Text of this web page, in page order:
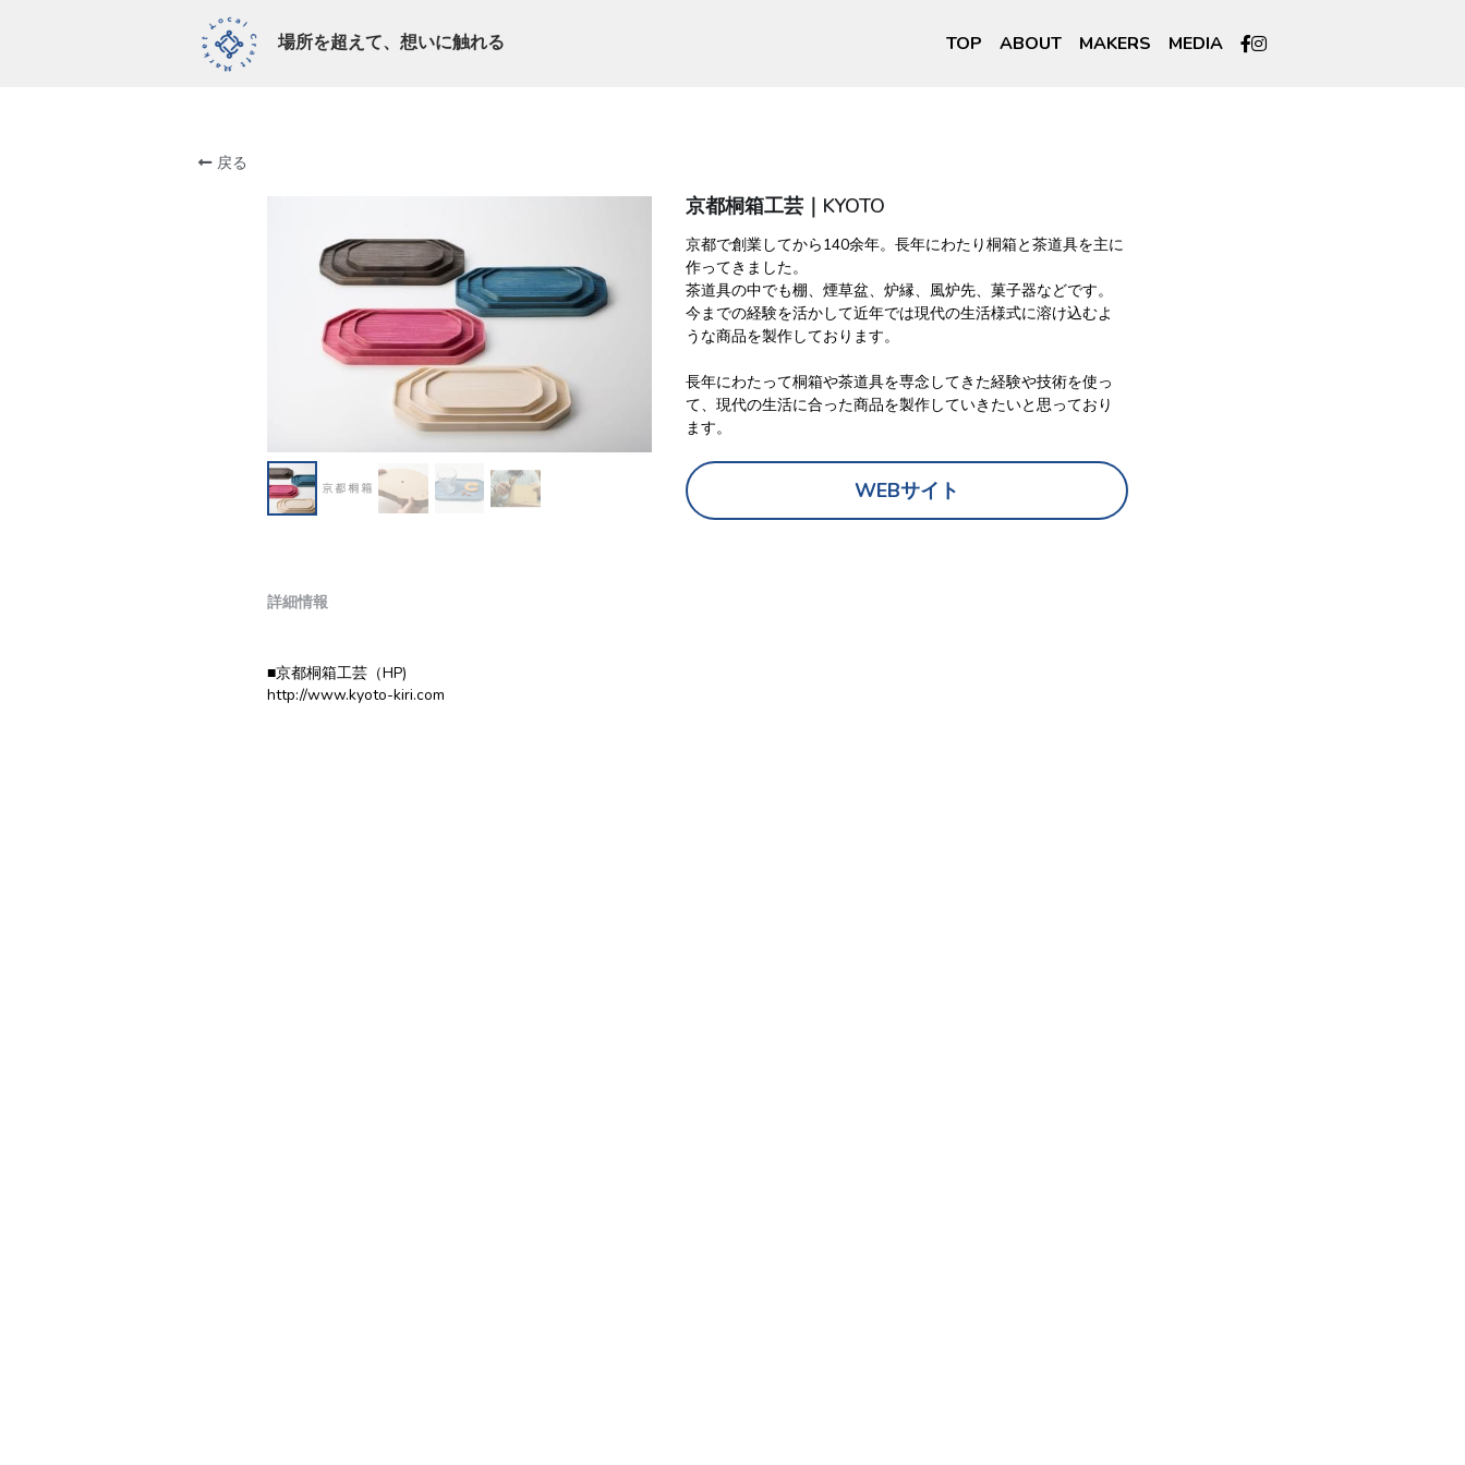
場所を超えて、想いに触れる TOP ABOUT MAKERS MEDIA
戻る
京都桐箱工芸｜KYOTO
京都で創業してから140余年。長年にわたり桐箱と茶道具を主に
作ってきました。
茶道具の中でも棚、煙草盆、炉縁、風炉先、菓子器などです。
今までの経験を活かして近年では現代の生活様式に溶け込むよ
うな商品を製作しております。
長年にわたって桐箱や茶道具を専念してきた経験や技術を使っ
て、現代の生活に合った商品を製作していきたいと思っており
ます。
WEBサイト
詳細情報
■京都桐箱工芸（HP)
http://www.kyoto-kiri.com